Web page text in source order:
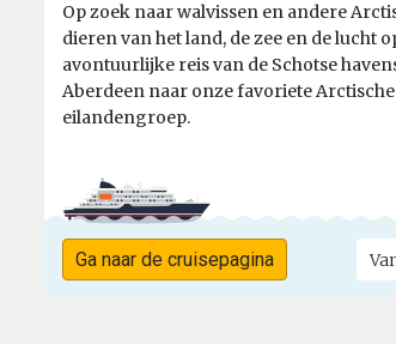
Op zoek naar walvissen en andere
dieren van het land, de zee en de lucht
avontuurlijke reis van de Schotse
Aberdeen naar onze favoriete Arctische
eilandengroep.
Ga naar de cruisepagina